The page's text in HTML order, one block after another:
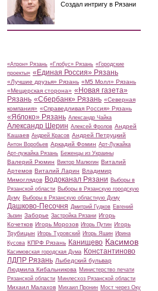
Создал интригу в Рязани
«Атрон» Рязань «Глобус» Рязань «Городские
проекты» «Единая Россия» Рязань
«Лучшие друзья» Рязань «М5 Молл» Рязань
«Мещерская сторона» «Новая газета»
Рязань «Сбербанк» Рязань «Северная
компания» «Справедливая Россия» Рязань
«Яблоко» Рязань Александр Чайка
Александр Шерин Алексей Фролов Андрей
Кашаев Андрей Красов Андрей Петруцкий
Антон Воробьев Аркадий Фомин Арт-Лужайка
Арт-лужайка Рязань Беженцы из Украины
Валерий Рюмин Виктор Малюгин Виталий
Артемов Виталий Ларин Владимир
Мимоглядов Водоканал Рязани Выборы в
Рязанской области Выборы в Рязанскую городскую
Думу Выборы в Рязанскую областную Думу
Дашково-Песочня Дмитрий Гудков Евгений
Зызин Заборье Застройка Рязани Игорь
Кочетков Игорь Морозов Игорь Путин Игорь
Трубицын Игорь Туровский Игорь Яшин Ирина
Кусова КПРФ Рязань Канищево Касимов
Касимовская городская Дума Константиново
ЛДПР Рязань Лыбедский бульвар
Людмила Кибальникова Министерство печати
Рязанской области Минлесхоз Рязанской области
Михаил Малахов Михаил Пронин Мост через Оку